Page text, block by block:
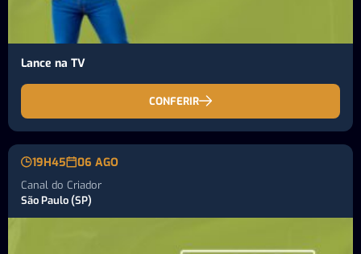
Lance na TV
CONFERIR
19H45 06 AGO
Canal do Criador
São Paulo (SP)